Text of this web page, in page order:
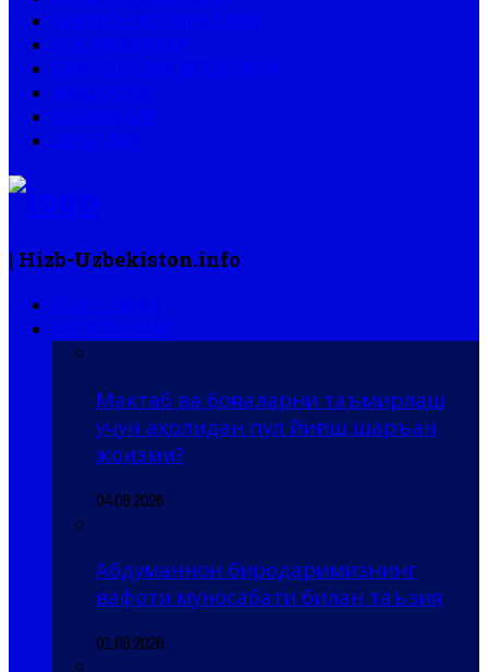
| Hizb-Uzbekiston.info
Мактаб ва боғчаларни таъмирлаш
учун аҳолидан пул йиғиш шаръан
жоизми?
04.08.2026
Абдуманнон биродаримизнинг
вафоти муносабати билан таъзия
01.08.2026